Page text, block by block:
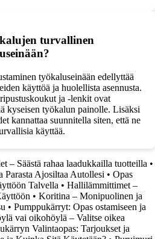
turvallinen
työkaluseinään edellyttää
käyttöä ja huolellista asennusta.
ja -lenkit ovat
kyseisen työkalun painolle. Lisäksi
kannattaa suunnitella siten, että ne
käyttää.
– Säästä rahaa laadukkailla tuotteilla •
Ajosiltaa Autollesi • Opas
Talvella • Hallilämmittimet –
• Koritina – Monipuolinen ja
• Pumppukärryt: Opas ostamiseen ja
vai oikohöylä – Valitse oikea
Valintaopas: Tarjoukset ja